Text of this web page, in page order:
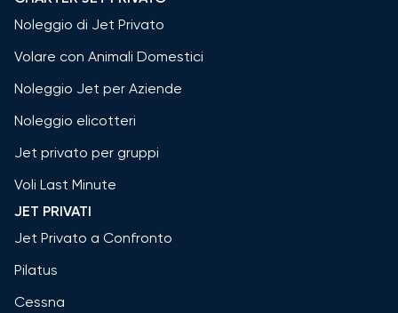
Noleggio di Jet Privato
Volare con Animali Domestici
Noleggio Jet per Aziende
Noleggio elicotteri
Jet privato per gruppi
Voli Last Minute
JET PRIVATI
Jet Privato a Confronto
Pilatus
Cessna